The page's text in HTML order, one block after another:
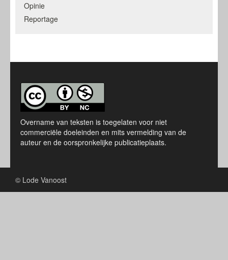
Opinie
Reportage
Overname van teksten is toegelaten voor niet
commerciële doeleinden en mits vermelding van de
auteur en de oorspronkelijke publicatieplaats.
© Lode Vanoost